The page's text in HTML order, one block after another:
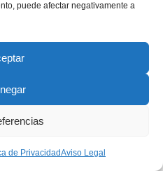
puede afectar negativamente a
de PrivacidadAviso Legal
de la Reforma Sanitaria»